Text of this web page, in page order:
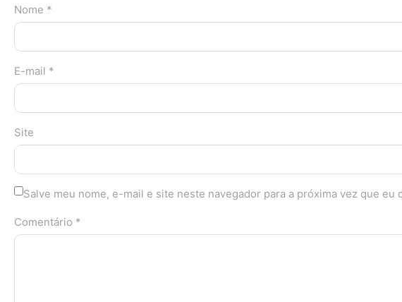
Nome *
E-mail *
Site
Salve meu nome, e-mail e site neste navegador para a próxima vez que eu
Comentário *